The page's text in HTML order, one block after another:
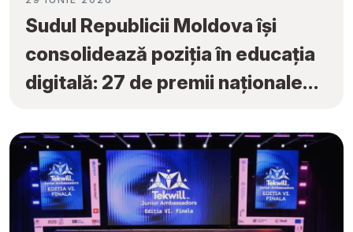
Sudul Republicii Moldova își
consolidează poziția în educația
digitală: 27 de premii naționale
Ambassadors”